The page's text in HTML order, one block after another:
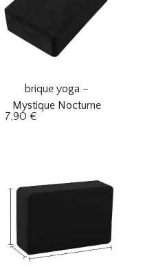
brique yoga –
Mystique Nocturne
7,90 €